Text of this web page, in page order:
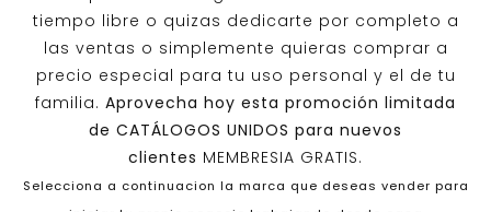
tiempo libre o quizas dedicarte por completo a
las ventas o simplemente quieras comprar a
precio especial para tu uso personal y el de tu
familia. Aprovecha hoy esta promoción limitada
de CATÁLOGOS UNIDOS para nuevos
clientes MEMBRESIA GRATIS.
Selecciona a continuacion la marca que deseas vender para